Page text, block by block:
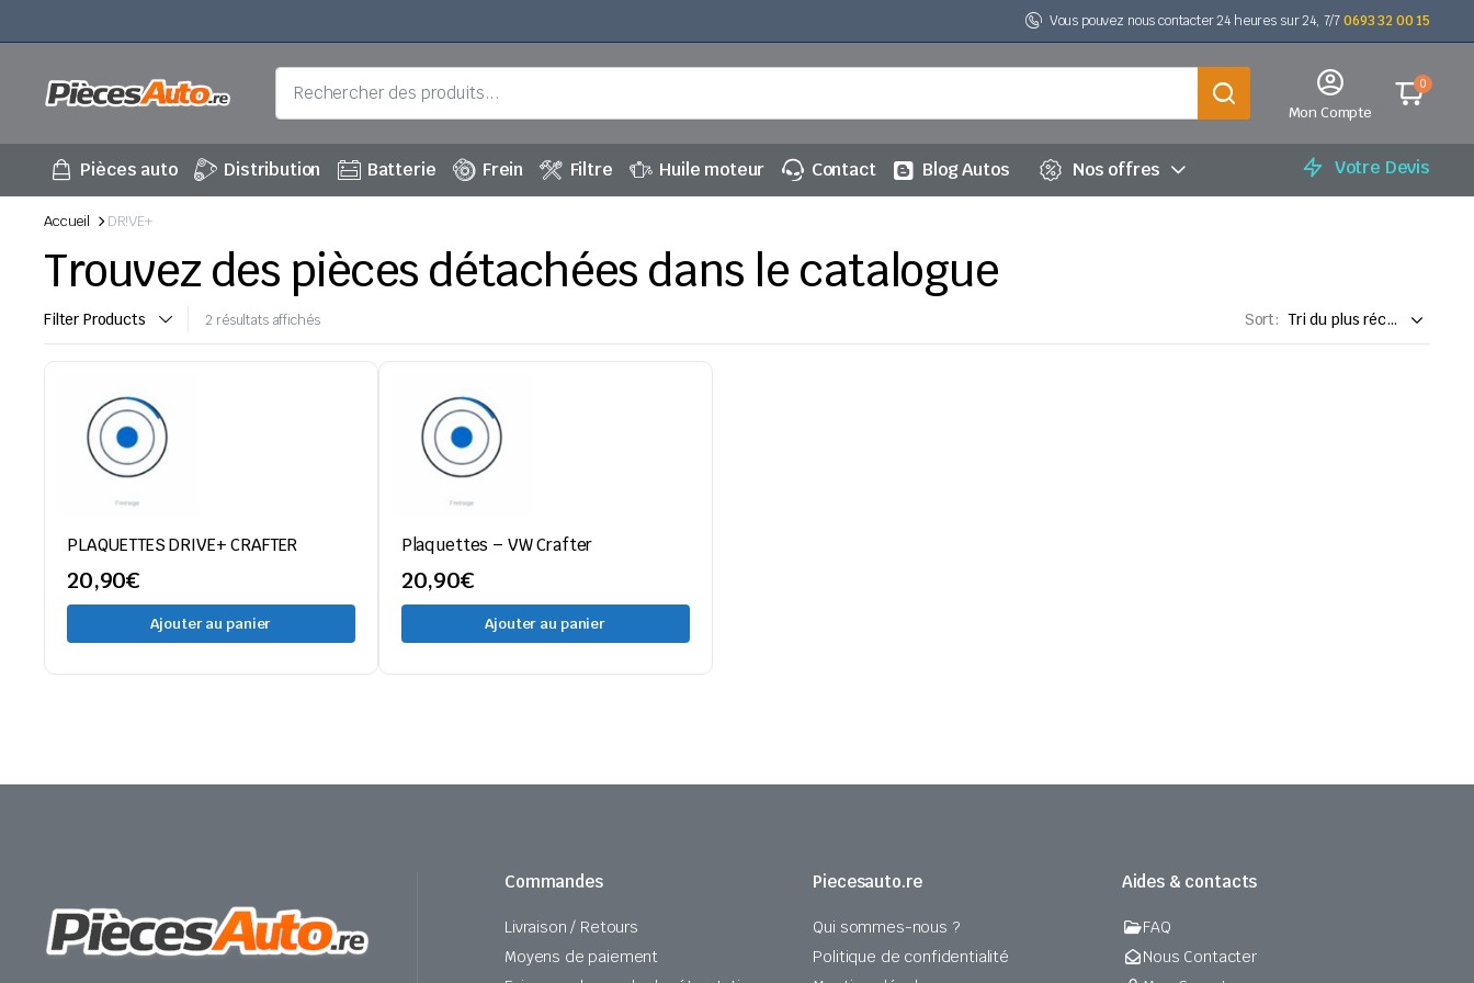
Vous pouvez nous contacter 24 heures sur 24, 7/70693 32 00 15
Mon Compte
0
Pièces auto Distribution Batterie Frein Filtre Huile moteur Contact Blog Autos Nos offres Votre Devis
Accueil DR!VE+
Trouvez des pièces détachées dans le catalogue
Filter Products 2 résultats affichésTrié
plus
Sort:
PLAQUETTES DRIVE+ CRAFTER
20,90€
Ajouter au panier
Plaquettes – VW Crafter
20,90€
Ajouter au panier
Commandes
Livraison / Retours
Moyens de paiement
Piecesauto.re
Qui sommes-nous ?
Politique de confidentialité
Aides & contacts
FAQ
Nous Contacter